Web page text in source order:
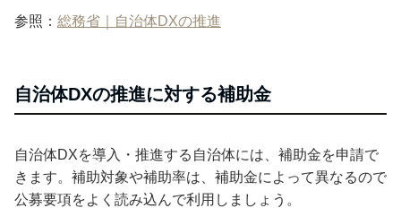
参照： 総務省｜自治体DXの推進
自治体DXの推進に対する補助金
自治体DXを導入・推進する自治体には、補助金を申請で
きます。補助対象や補助率は、補助金によって異なるので
公募要項をよく読み込んで利用しましょう。